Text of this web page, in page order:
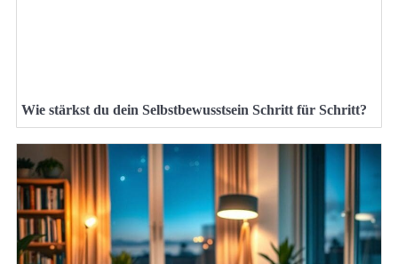
Wie stärkst du dein Selbstbewusstsein Schritt für Schritt?